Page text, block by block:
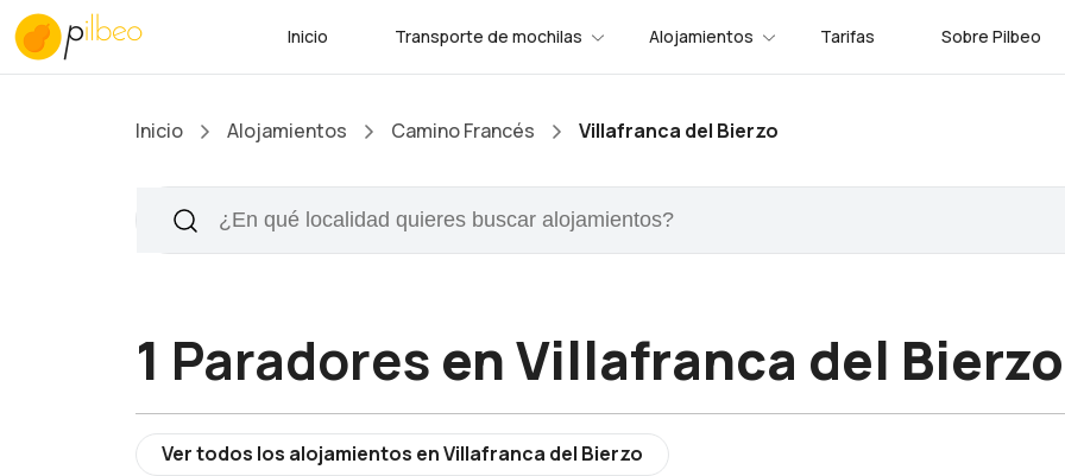
Inicio Transporte de mochilas Alojamientos Tarifas Sobre Pilbeo
Inicio Alojamientos Camino Francés Villafranca del Bierzo
1 Paradores en Villafranca del Bierzo
Ver todos los alojamientos en Villafranca del Bierzo